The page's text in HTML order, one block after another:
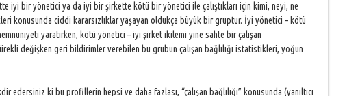
iyi bir yönetici ya da iyi bir şirkette kötü bir yönetici ile çalıştıkları için kimi, neyi, ne
konusunda ciddi kararsızlıklar yaşayan oldukça büyük bir gruptur. İyi yönetici – kötü
yaratırken, kötü yönetici – iyi şirket ikilemi yine sahte bir çalışan
değişken geri bildirimler verebilen bu grubun çalışan bağlılığı istatistikleri, yoğun
edersiniz ki bu profillerin hepsi ve daha fazlası, “çalışan bağlılığı” konusunda (yanıltıcı